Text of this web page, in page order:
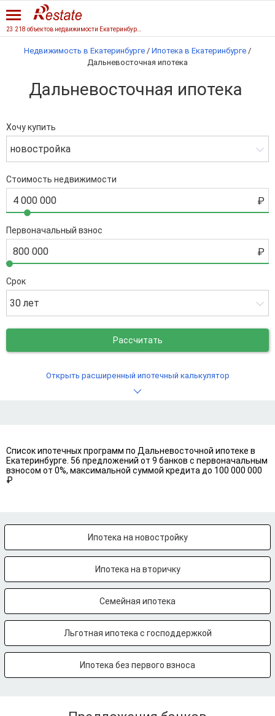
Недвижимость в Екатеринбурге / Ипотека в Екатеринбурге /
Дальневосточная ипотека
Дальневосточная ипотека
Хочу купить
новостройка
Стоимость недвижимости
Первоначальный взнос
Срок
30 лет
Рассчитать
Открыть расширенный ипотечный калькулятор
Список ипотечных программ по Дальневосточной ипотеке в
Екатеринбурге. 56 предложений от 9 банков с первоначальным
взносом от 0%, максимальной суммой кредита до 100 000 000
₽
Ипотека на новостройку
Ипотека на вторичку
Семейная ипотека
Льготная ипотека с господдержкой
Ипотека без первого взноса